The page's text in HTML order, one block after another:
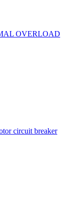
OVERLOAD
circuit breaker